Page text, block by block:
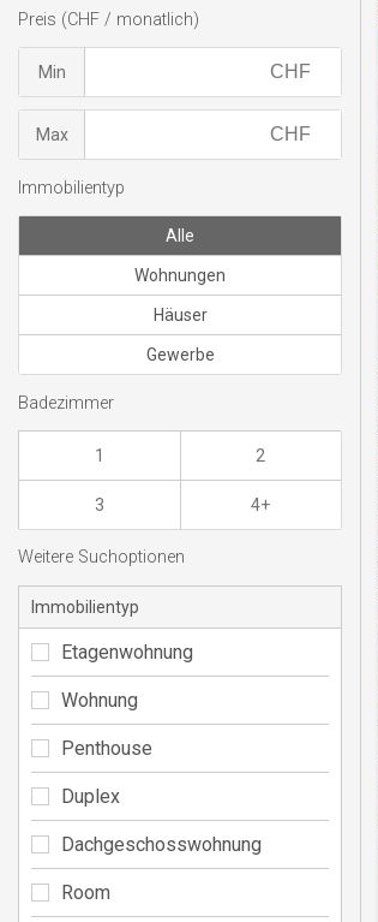
Preis (CHF / monatlich)
Min
Max
Immobilientyp
Alle
Wohnungen
Häuser
Gewerbe
Badezimmer
1 2
3 4+
Weitere Suchoptionen
Immobilientyp
Etagenwohnung
Wohnung
Penthouse
Duplex
Dachgeschosswohnung
Room